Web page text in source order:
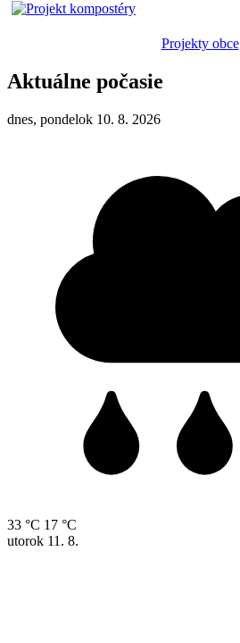
Projekty obce
Aktuálne počasie
dnes, pondelok 10. 8. 2026
33 °C 17 °C
utorok 11. 8.